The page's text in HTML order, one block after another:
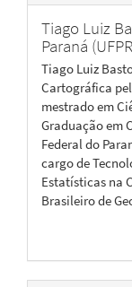
Tiago Luiz
Paraná
Tiago Luiz
Cartográfica
mestrado em
Graduação em
Federal do
cargo de
Estatísticas na
Brasileiro de